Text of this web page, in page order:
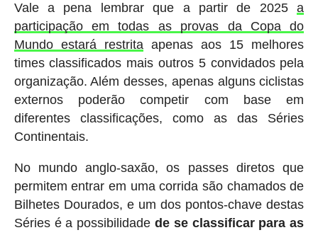
Vale a pena lembrar que a partir de 2025a
participação em todas as provas da Copa do
Mundo estará restritaapenas aos 15 melhores
times classificados mais outros 5 convidados pela
organização. Além desses, apenas alguns ciclistas
externos poderão competir com base em
diferentes classificações, como as das Séries
Continentais.
No mundo anglo-saxão, os passes diretos que
permitem entrar em uma corrida são chamados de
Bilhetes Dourados, e um dos pontos-chave destas
Séries é a possibilidade de se classificar para as